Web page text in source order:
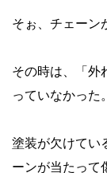
そぉ、チェーン
その時は、「外
っていなかった。
塗装が欠けてい
ーンが当たって